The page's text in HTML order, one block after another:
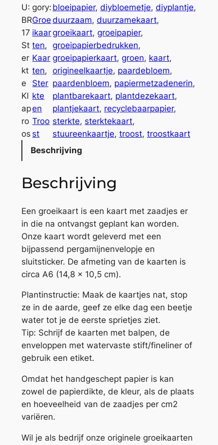
e
i
k
a
a
r
t
S
t
e
r
K
a
p
r
o
o
s
a
n
t
a
l
e
r
n
a
t
i
v
e
:
U:
BR
17
St
er
kt
e
Kl
ap
ro
os
gory:
Groe
ikaar
ten
Kaar
ten
Ster
kte
en
Troo
st
bloeipapier, diybloemetje, diyplantje
duurzaam, duurzamekaart
groeikaart, groeipapier
groeipapierbedrukken
groeipapierkaart, groen, kaart
origineelkaartje, paardebloem
paardenbloem, papiermetzadenerin
plantbarekaart, plantdezekaart
plantjekaart, recyclebaarpapier
sterkte, sterktekaart
stuureenkaartje, troost, troostkaart
Beschrijving
Beschrijving
Een groeikaart is een kaart met zaadjes er
in die na ontvangst geplant kan worden.
Onze kaart wordt geleverd met een
bijpassend pergamijnenvelopje en
sluitsticker. De afmeting van de kaarten is
circa A6 (14,8 x 10,5 cm).
Plantinstructie: Maak de kaartjes nat, stop
ze in de aarde, geef ze elke dag een beetje
water tot je de eerste sprietjes ziet.
Tip: Schrijf de kaarten met balpen, de
enveloppen met watervaste stift/fineliner of
gebruik een etiket.
Omdat het handgeschept papier is kan
zowel de papierdikte, de kleur, als de plaats
en hoeveelheid van de zaadjes per cm2
variëren.
Wil je als bedrijf onze originele groeikaarten